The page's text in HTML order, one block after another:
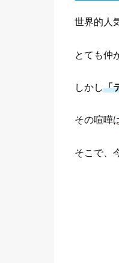
世界的人
とても仲
しかし「
その喧嘩
そこで、